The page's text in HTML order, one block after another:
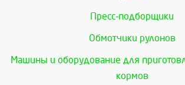
Пресс-подборщики
Обмотчики рулонов
Машины и оборудование для
кормов